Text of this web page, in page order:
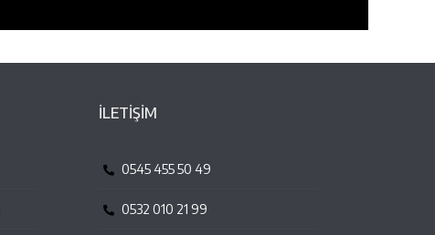
İLETİŞİM
0545 455 50 49
0532 010 21 99